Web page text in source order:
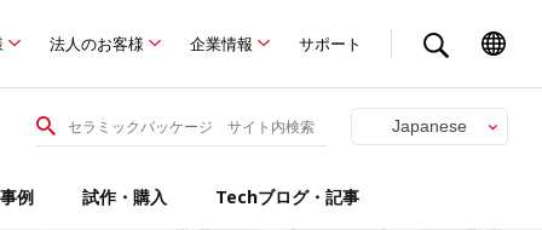
法人のお客様 企業情報 サポート
Japanese
例 試作・購入 Techブログ・記事